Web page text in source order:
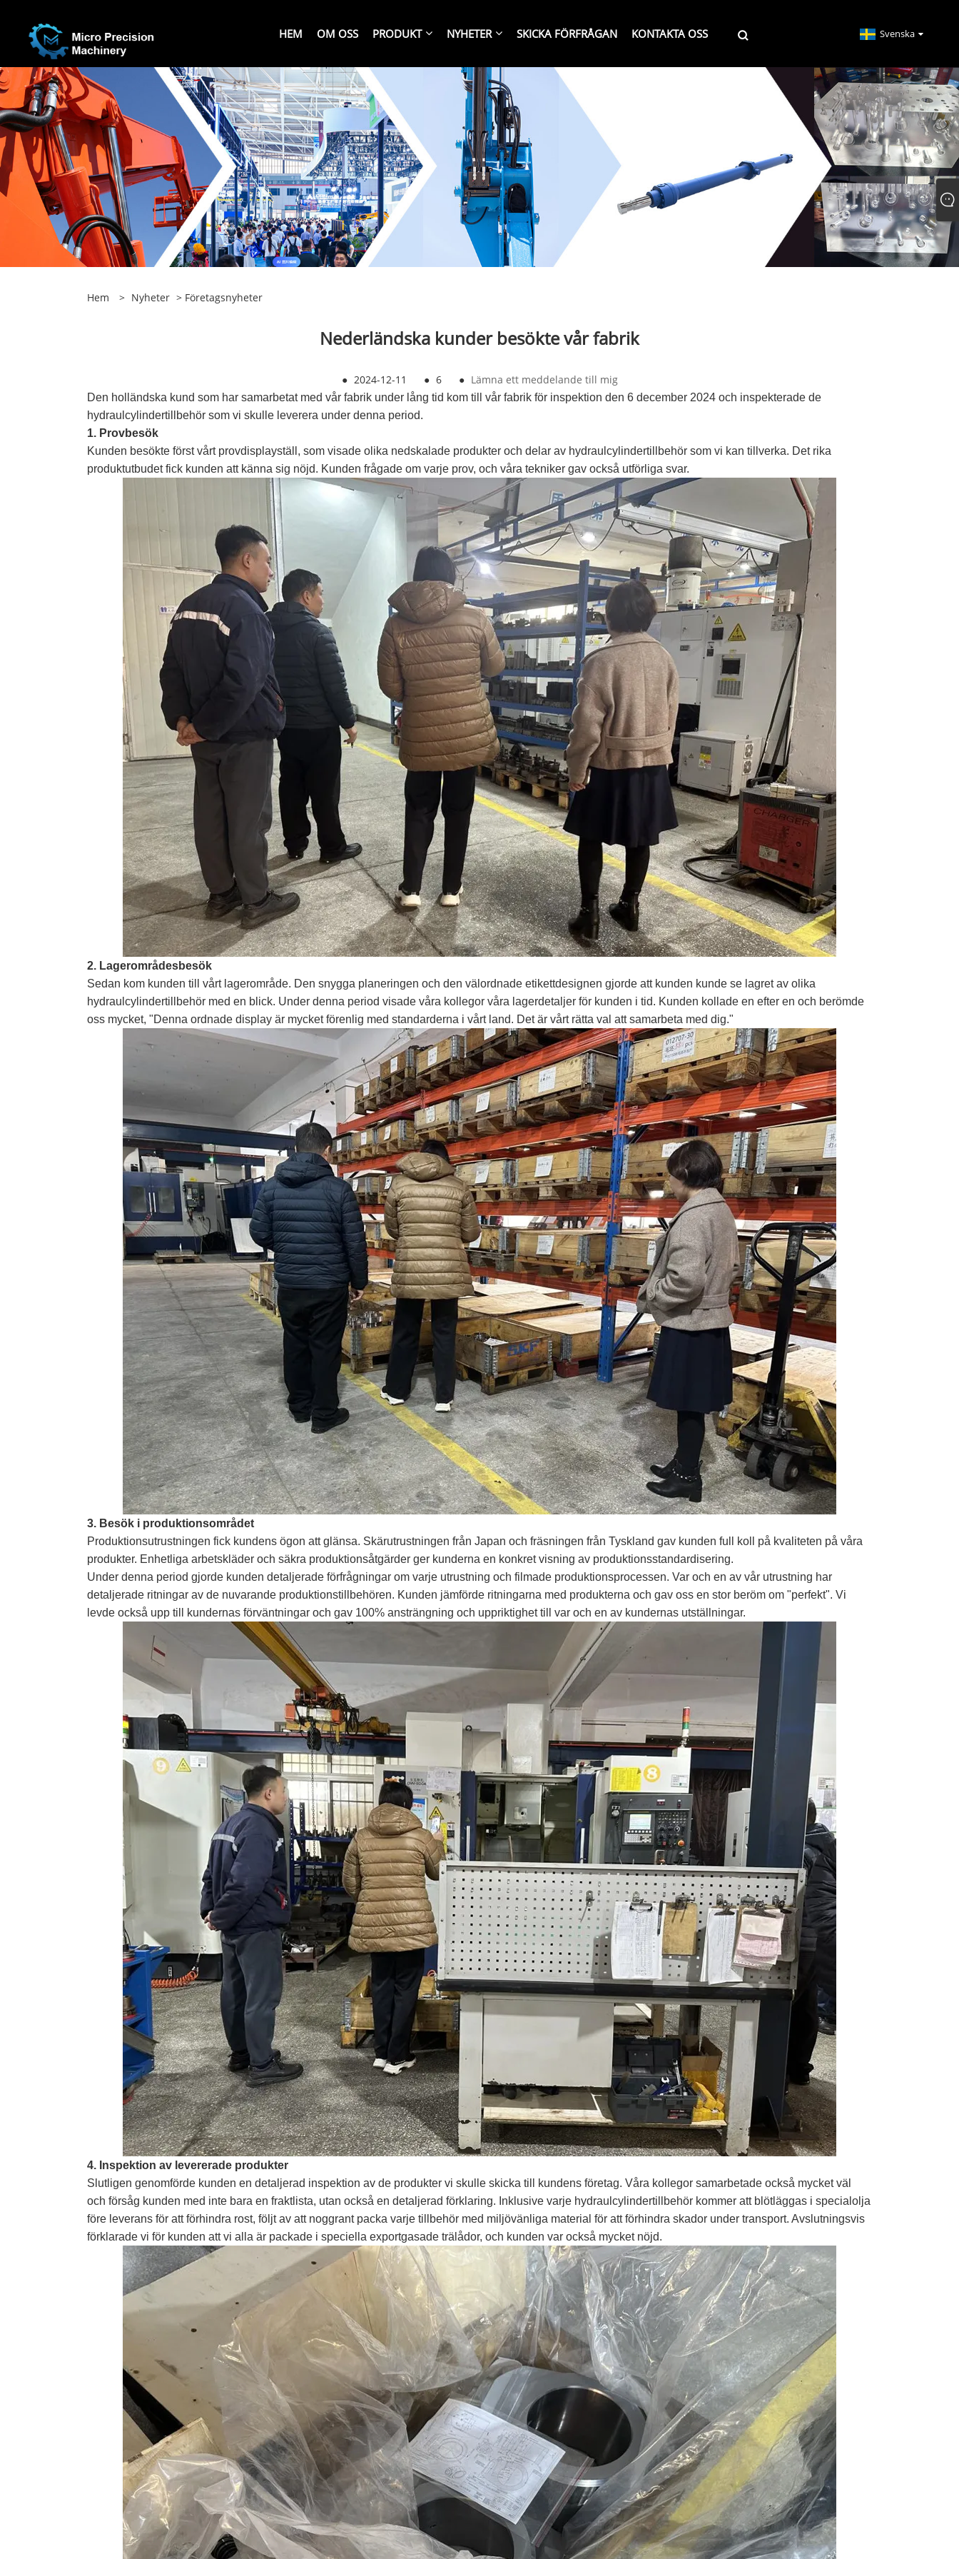
HEM OM OSS PRODUKT NYHETER SKICKA FÖRFRÅGAN KONTAKTA OSS Svenska
Hem > Nyheter > Företagsnyheter
Nederländska kunder besökte vår fabrik
● 2024-12-11 ● 6 ● Lämna ett meddelande till mig
Den holländska kund som har samarbetat med vår fabrik under lång tid kom till vår fabrik för inspektion den 6 december 2024 och inspekterade de
hydraulcylindertillbehör som vi skulle leverera under denna period.
1. Provbesök
Kunden besökte först vårt provdisplayställ, som visade olika nedskalade produkter och delar av hydraulcylindertillbehör som vi kan tillverka. Det rika
produktutbudet fick kunden att känna sig nöjd. Kunden frågade om varje prov, och våra tekniker gav också utförliga svar.
2. Lagerområdesbesök
Sedan kom kunden till vårt lagerområde. Den snygga planeringen och den välordnade etikettdesignen gjorde att kunden kunde se lagret av olika
hydraulcylindertillbehör med en blick. Under denna period visade våra kollegor våra lagerdetaljer för kunden i tid. Kunden kollade en efter en och berömde
oss mycket, "Denna ordnade display är mycket förenlig med standarderna i vårt land. Det är vårt rätta val att samarbeta med dig."
3. Besök i produktionsområdet
Produktionsutrustningen fick kundens ögon att glänsa. Skärutrustningen från Japan och fräsningen från Tyskland gav kunden full koll på kvaliteten på våra
produkter. Enhetliga arbetskläder och säkra produktionsåtgärder ger kunderna en konkret visning av produktionsstandardisering.
Under denna period gjorde kunden detaljerade förfrågningar om varje utrustning och filmade produktionsprocessen. Var och en av vår utrustning har
detaljerade ritningar av de nuvarande produktionstillbehören. Kunden jämförde ritningarna med produkterna och gav oss en stor beröm om "perfekt". Vi
levde också upp till kundernas förväntningar och gav 100% ansträngning och uppriktighet till var och en av kundernas utställningar.
4. Inspektion av levererade produkter
Slutligen genomförde kunden en detaljerad inspektion av de produkter vi skulle skicka till kundens företag. Våra kollegor samarbetade också mycket väl
och försåg kunden med inte bara en fraktlista, utan också en detaljerad förklaring. Inklusive varje hydraulcylindertillbehör kommer att blötläggas i specialolja
före leverans för att förhindra rost, följt av att noggrant packa varje tillbehör med miljövänliga material för att förhindra skador under transport. Avslutningsvis
förklarade vi för kunden att vi alla är packade i speciella exportgasade trälådor, och kunden var också mycket nöjd.